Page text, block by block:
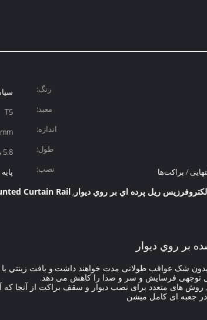
رنگ:
معبد:
T5
اندازه:
طول:
5.8 متر / 6.7 متر
/ براکت‌ها نصب:
,
Curtain Rail
بدون شک عواقب طولانی مدت خواهند داشت.و بافت زينتي
توجهی فرسایش و سر و صدا را کاهش می دهد.
های متعدد برای نصب دیوار و سقف براکت از آنجا که
جعبه ای کامل میشن